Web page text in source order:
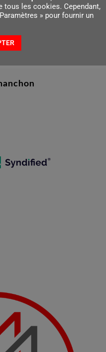
tous les cookies. Cependant,
» pour fournir un